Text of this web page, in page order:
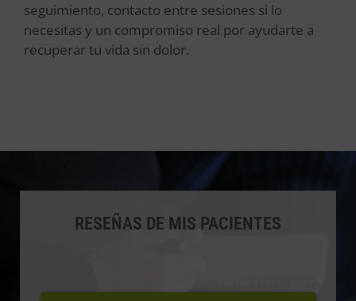
seguimiento, contacto entre sesiones si lo
necesitas y un compromiso real por ayudarte a
recuperar tu vida sin dolor.
RESEÑAS DE MIS PACIENTES